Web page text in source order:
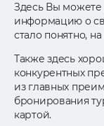
Здесь Вы можете
информацию о
стало понятно,
Также здесь
конкурентных
из главных
бронирования
картой.